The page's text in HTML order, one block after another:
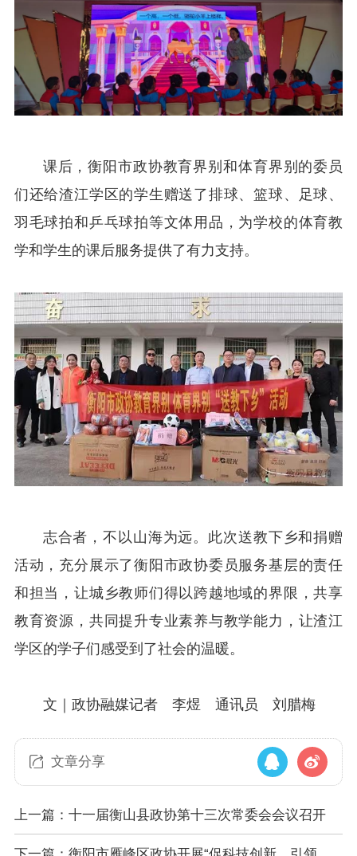
课后，衡阳市政协教育界别和体育界别 的委员
们还给渣江学区的学生赠送了排球、篮球、足球、
羽毛球拍和乒乓球拍等文体用品，为学校的体育教
学和学生的课后服务提供了有力支持。
志合者，不以山海为远。此次送教下乡和捐赠
活动，充分展示了衡阳市政协委员服务基层的责任
和担当，让城乡教师们得以跨越地域的界限，共享
教育资源，共同提升专业素养与教学能力，让渣江
学区的学子们感受到了社会的温暖。
文｜政协融媒记者 李煜 通讯员 刘腊梅
文章分享
上一篇：十一届衡山县政协第十三次常委会会议召开